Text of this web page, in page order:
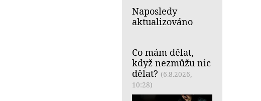
Naposledy
aktualizováno
Co mám dělat,
když nezmůžu nic
dělat? (6.8.2026,
10:28)